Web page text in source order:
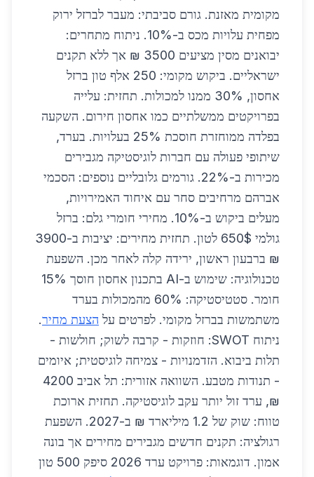
מקומית מאזנת. גורם סביבתי: מעבר לברזל ירוק
מפחית עלויות מכס ב-10%. ניתוח מתחרים:
יבואנים מסין מציעים 3500 ₪ אך ללא תקנים
ישראליים. ביקוש מקומי: 250 אלף טון ברזל
אחסון, 30% ממנו למכולות. תחזית: עלייה
בפרויקטים ממשלתיים כמו אחסון חירום. השקעה
בפלדה ממוחזרת חוסכת 25% בעלויות. בערד,
שיתופי פעולה עם חברות לוגיסטיקה מגבירים
מכירות ב-22%. גורמים גלובליים נוספים: הסכמי
אברהם מרחיבים סחר עם איחוד האמירויות,
מעלים ביקוש ב-10%. מחירי חומרי גלם: ברזל
גולמי 650$ לטון. תחזית מחירים: יציבות ב-3900
₪ ברבעון ראשון, ירידה קלה לאחר מכן. השפעת
טכנולוגיה: שימוש ב-AI בתכנון אחסון חוסך 15%
חומר. סטטיסטיקה: 60% מהמכולות בערד
משתמשות בברזל מקומי. לפרטים על הצעת מחיר.
ניתוח SWOT: חוזקות - קרבה לשוק; חולשות -
תלות ביבוא. הזדמנויות - צמיחה לוגיסטית; איומים
- תנודות מטבע. השוואה אזורית: תל אביב 4200
₪, ערד זול יותר עקב לוגיסטיקה. תחזית ארוכת
טווח: שוק של 1.2 מיליארד ₪ ב-2027. השפעת
רגולציה: תקנים חדשים מגבירים מחירים אך בונה
אמון. דוגמאות: פרויקט ערד 2026 סיפק 500 טון